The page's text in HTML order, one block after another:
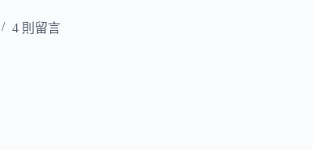
4 則留言